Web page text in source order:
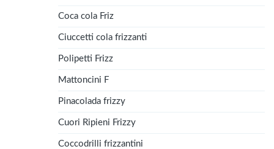
Coca cola Friz
Ciuccetti cola frizzanti
Polipetti Frizz
Mattoncini F
Pinacolada frizzy
Cuori Ripieni Frizzy
Coccodrilli frizzantini